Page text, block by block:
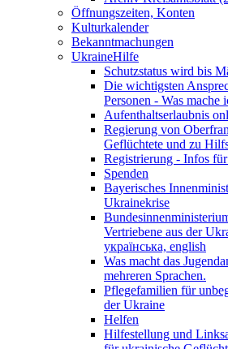
Öffnungszeiten, Konten
Kulturkalender
Bekanntmachungen
UkraineHilfe
Schutzstatus wird bis
Die wichtigsten
Personen - Was mache
Aufenthaltserlaubnis
Regierung von
Geflüchtete und zu
Registrierung - Infos
Spenden
Bayerisches
Ukrainekrise
Vertriebene aus der
українська, english
Was macht das
mehreren Sprachen.
Pflegefamilien für
der Ukraine
Helfen
Hilfestellung und